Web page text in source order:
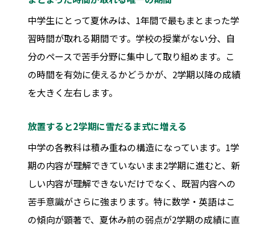
中学生にとって夏休みは、1年間で最もまとまった学
習時間が取れる期間です。学校の授業がない分、自
分のペースで苦手分野に集中して取り組めます。こ
の時間を有効に使えるかどうかが、2学期以降の成績
を大きく左右します。
放置すると2学期に雪だるま式に増える
中学の各教科は積み重ねの構造になっています。1学
期の内容が理解できていないまま2学期に進むと、新
しい内容が理解できないだけでなく、既習内容への
苦手意識がさらに強まります。特に数学・英語はこ
の傾向が顕著で、夏休み前の弱点が2学期の成績に直